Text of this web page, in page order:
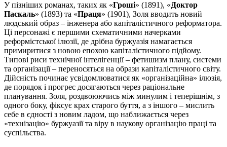
У пізніших романах, таких як «Гроші» (1891), «Доктор
Паскаль» (1893) та «Праця» (1901), Золя вводить новий
людський образ – інженера або капіталістичного реформатора.
Ці персонажі є першими схематичними начерками
реформістської ілюзії, де дрібна буржуазія намагається
примиритися з новою епохою капіталістичного підйому.
Типові риси технічної інтелігенції – фетишизм плану, системи
та організації – переносяться на образи капіталістичного світу.
Дійсність починає усвідомлюватися як «організаційна» ілюзія,
де порядок і прогрес досягаються через раціональне
планування. Золя, роздвоюючись між минулим і теперішнім, з
одного боку, фіксує крах старого буття, а з іншого – мислить
себе в єдності з новим ладом, що наближається через
«технізацію» буржуазії та віру в наукову організацію праці та
суспільства.